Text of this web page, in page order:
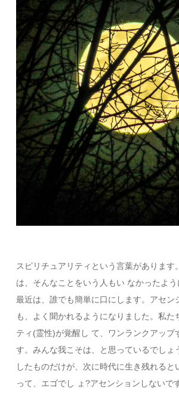
スピリチュアリティという言葉があります
は、そんなことをいう人もい なかったよう
最近は、誰でも簡単に口にします。アセン
も、よく聞かれるようになりました。私た
ティ(霊性)が覚醒し て、ワンランクアップ
す。みんな我こそは、と思っているでしょ
したものだけが、次に時代に生き残れると
って、エゴでし ょ?アセンションしないで